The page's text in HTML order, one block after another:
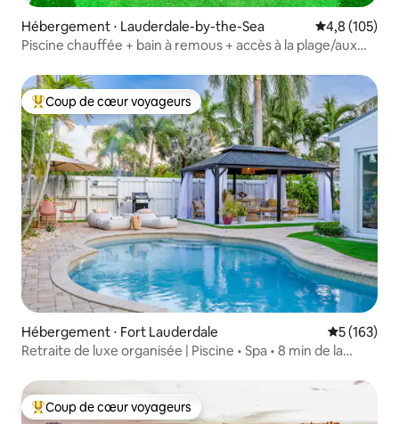
Hébergement ⋅ Lauderdale-by-the-Sea Évaluation
4,8 (105)
Piscine chauffée + bain à remous + accès à la plage/aux
Coups de cœur voyageurs les plus appréciés
Coup de cœur voyageurs
Hébergement ⋅ Fort Lauderdale Évaluation
5 (163)
Retraite de luxe organisée | Piscine • Spa • 8 min de la
Coups de cœur voyageurs les plus appréciés
Coup de cœur voyageurs